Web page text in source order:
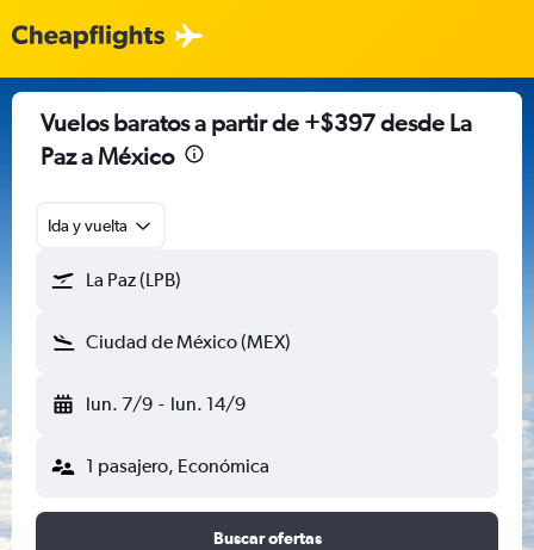
Vuelos baratos a partir de +$397 desde La
Paz a México
Ida y vuelta
La Paz (LPB)
Ciudad de México (MEX)
lun. 7/9 - lun. 14/9
1 pasajero, Económica
Buscar ofertas